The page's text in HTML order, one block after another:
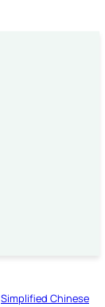
Simplified Chinese